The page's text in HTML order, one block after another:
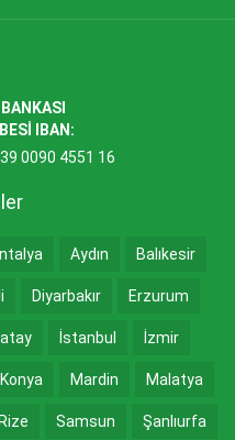
IBAN:
0090 4551 16
Aydın Balıkesir
Diyarbakır Erzurum
İstanbul İzmir
Konya Mardin Malatya
Samsun Şanlıurfa